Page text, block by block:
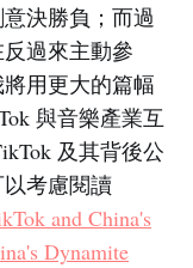
決勝負；而過
過來主動參
用更大的篇幅
與音樂產業互
及其背後公
考慮閱讀
and China's
Dynamite